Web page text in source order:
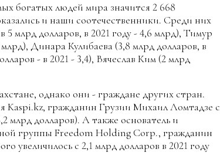
богатых людей мира значится 2 668
и наши соотечественники. Среди них
млрд долларов, в 2021 году - 4,6 млрд), Тимур
Динара Кулибаева (3,8 млрд долларов, в
- в 2021 - 3,4), Вячеслав Ким (2 млрд
однако они - граждане других стран.
Kaspi.kz, гражданин Грузии Михаил Ломтадзе с
млрд долларов). А также основатель и
группы Freedom Holding Corp., гражданин
увеличилось с 2,1 млрд долларов в 2021 году